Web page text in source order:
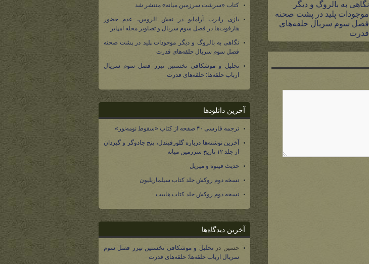
نگاهی به بالروگ و دیگر
موجودات پلید در پشت صحنه
فصل سوم سریال حلقه‌های
قدرت
کتاب «سرشت سرزمین میانه» منتشر شد
بازی رابرت آرامایو در نقش الروس، عدم حضور
هارفوت‌ها در فصل سوم سریال و تصاویر مجله امپایر
نگاهی به بالروگ و دیگر موجودات پلید در پشت صحنه
فصل سوم سریال حلقه‌های قدرت
تحلیل و موشکافی نخستین تیزر فصل سوم سریال
ارباب حلقه‌ها: حلقه‌های قدرت
آخرین دانلودها
ترجمه فارسی ۴۰ صفحه از کتاب «سقوط نومه‌نور»
آخرین نوشته‌ها درباره گلورفیندل، پنج جادوگر و گیردان
از جلد ۱۲ تاریخ سرزمین میانه
حدیث فینوه و میریل
نسخه دوم روکش جلد کتاب سیلماریلیون
نسخه دوم روکش جلد کتاب هابیت
آخرین دیدگاه‌ها
حسین درتحلیل و موشکافی نخستین تیزر فصل سوم
سریال ارباب حلقه‌ها: حلقه‌های قدرت